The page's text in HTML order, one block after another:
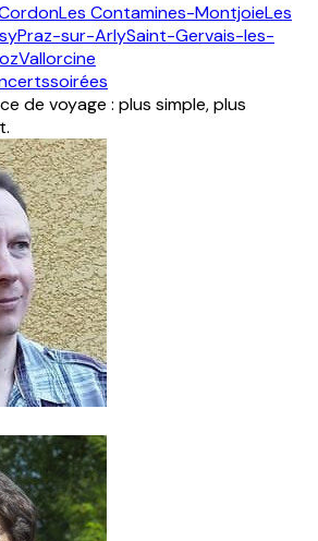
Les Contamines-MontjoieLes
Praz-sur-ArlySaint-Gervais-les-
Vallorcine
soirées
de voyage : plus simple, plus